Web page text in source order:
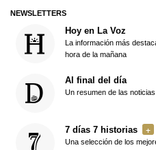
NEWSLETTERS
Hoy en La Voz
La información más
hora de la mañana
Al final del día
Un resumen de las
7 días 7 historias
Una selección de los